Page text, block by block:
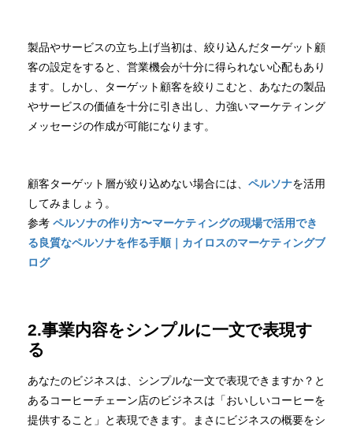
製品やサービスの立ち上げ当初は、絞り込んだターゲット顧
客の設定をすると、営業機会が十分に得られない心配もあり
ます。しかし、ターゲット顧客を絞りこむと、あなたの製品
やサービスの価値を十分に引き出し、力強いマーケティング
メッセージの作成が可能になります。
顧客ターゲット層が絞り込めない場合には、 ペルソナを活用
してみましょう。
参考 ペルソナの作り方〜マーケティングの現場で活用でき
る良質なペルソナを作る手順｜カイロスのマーケティングブ
ログ
2.事業内容をシンプルに一文で表現す
る
あなたのビジネスは、シンプルな一文で表現できますか？と
あるコーヒーチェーン店のビジネスは「おいしいコーヒーを
提供すること」と表現できます。まさにビジネスの概要をシ